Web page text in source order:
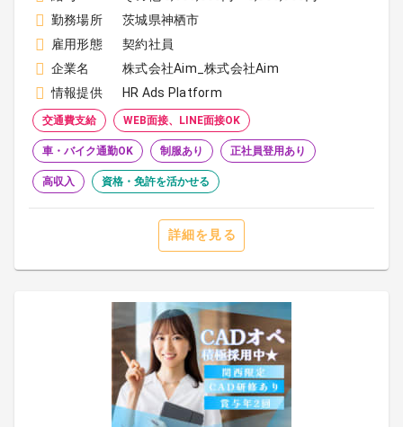
勤務場所
茨城県神栖市
雇用形態
契約社員
企業名
株式会社Aim_株式会社Aim
情報提供
HR Ads Platform
交通費支給 WEB面接、LINE面接OK
車・バイク通勤OK 制服あり 正社員登用あり
高収入 資格・免許を活かせる
詳細を見る